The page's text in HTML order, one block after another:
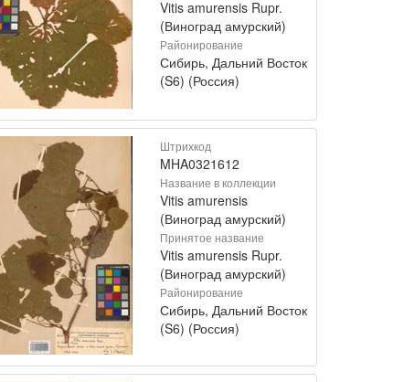
Vitis amurensis Rupr.
(Виноград амурский)
Районирование
Сибирь, Дальний Восток
(S6) (Россия)
Штрихкод
MHA0321612
Название в коллекции
Vitis amurensis
(Виноград амурский)
Принятое название
Vitis amurensis Rupr.
(Виноград амурский)
Районирование
Сибирь, Дальний Восток
(S6) (Россия)